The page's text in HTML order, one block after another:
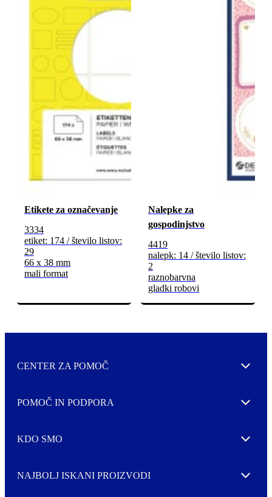
Etikete za označevanje
3334
etiket: 174 / število listov:
29
66 x 38 mm
mali format
Nalepke za
gospodinjstvo
4419
nalepk: 14 / število listov:
2
raznobarvna
gladki robovi
CENTER ZA POMOČ Expand
POMOČ IN PODPORA Expand
KDO SMO Expand
NAJBOLJ ISKANI PROIZVODI Expand